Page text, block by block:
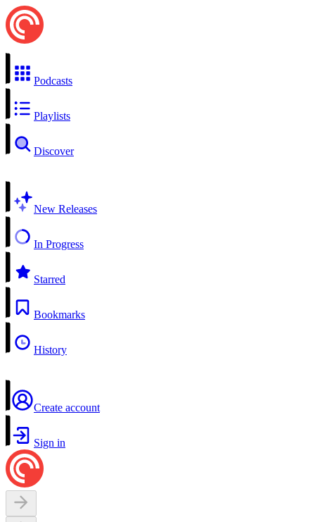
Podcasts
Playlists
Discover
New Releases
In Progress
Starred
Bookmarks
History
Create account
Sign in